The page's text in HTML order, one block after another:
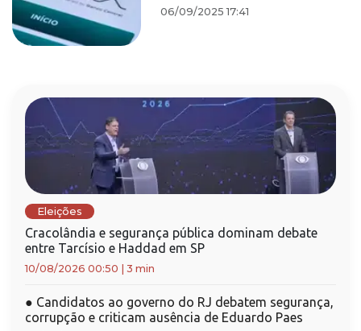
06/09/2025 17:41
Eleições
Cracolândia e segurança pública dominam debate
entre Tarcísio e Haddad em SP
10/08/2026 00:50 3 min
● Candidatos ao governo do RJ debatem segurança,
corrupção e criticam ausência de Eduardo Paes